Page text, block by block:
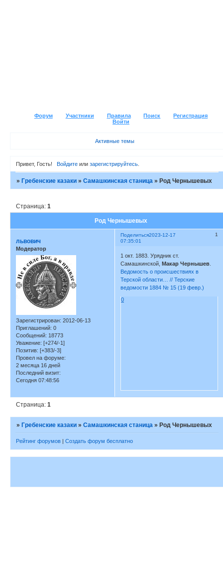
Форум Участники Правила Поиск
Регистрация
Войти
Активные темы
Привет, Гость! Войдитеили зарегистрируйтесь.
»Гребенские казаки »Самашкинская станица »Род Чернышевых
Род Чернышевых
Страница:1
Поделиться 1
2023-12-17
07:35:01
львович
Модератор
Зарегистрирован: 2012-06-13
Приглашений: 0
Сообщений: 18773
Уважение: [+274/-1]
Позитив: [+383/-3]
Провел на форуме:
2 месяца 16 дней
Последний визит:
Сегодня 07:48:56
1 окт. 1883. Урядник ст.
Самашкинской,Макар Чернышев
Ведомость о происшествиях в
Терской области… // Терские
ведомости 1884 № 15 (19 февр.)
0
Страница:1
» Гребенские казаки »Самашкинская станица » Род Чернышевых
Рейтинг форумов | Создать форум бесплатно